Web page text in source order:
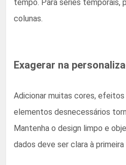
tempo. Para séries temporais,
colunas.
Exagerar na
Adicionar muitas cores, efeitos
elementos desnecessários
Mantenha o design limpo e
dados deve ser clara à primeira